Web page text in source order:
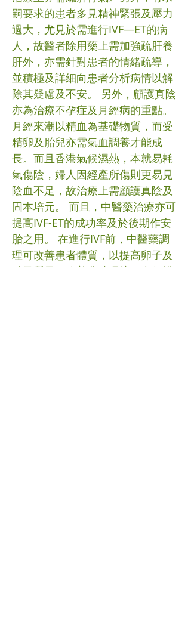
嗣要求的患者多見精神緊張及壓力
過大，尤見於需進行IVF—ET的病
人，故醫者除用藥上需加強疏肝養
肝外，亦需針對患者的情緒疏導，
並積極及詳細向患者分析病情以解
除其疑慮及不安。 另外，顧護真陰
亦為治療不孕症及月經病的重點。
月經來潮以精血為基礎物質，而受
精卵及胎兒亦需氣血調養才能成
長。而且香港氣候濕熱，本就易耗
氣傷陰，婦人因經產所傷則更易見
陰血不足，故治療上需顧護真陰及
固本培元。 而且，中醫藥治療亦可
提高IVF-ET的成功率及於後期作安
胎之用。 在進行IVF前，中醫藥調
理可改善患者體質，以提高卵子及
精子質量、改善盆腔環境；在促排